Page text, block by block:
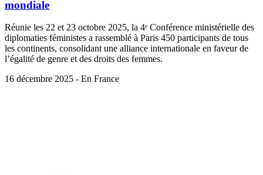
mondiale
Réunie les 22 et 23 octobre 2025, la 4ᵉ Conférence ministérielle des
diplomaties féministes a rassemblé à Paris 450 participants de tous
les continents, consolidant une alliance internationale en faveur de
l’égalité de genre et des droits des femmes.
16 décembre 2025 - En France